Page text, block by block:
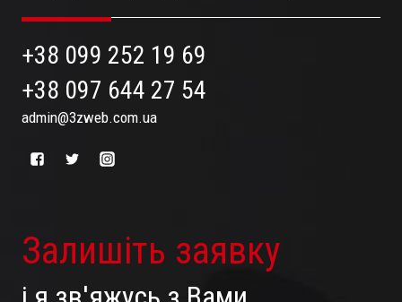
+38 099 252 19 69
+38 097 644 27 54
admin@3zweb.com.ua
Залишіть заявку